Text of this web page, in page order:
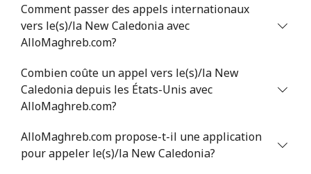
Nigeria
Mobile ⁦16.5¢⁩ 30 min pour ⁦$5⁩ ⁦35¢⁩
All country ⁦205.9¢⁩ 2 min pour ⁦$5⁩
Comment passer des appels internationaux
vers le(s)/la New Caledonia avec
AlloMaghreb.com?
Combien coûte un appel vers le(s)/la New
Caledonia depuis les États-Unis avec
AlloMaghreb.com?
AlloMaghreb.com propose-t-il une application
pour appeler le(s)/la New Caledonia?